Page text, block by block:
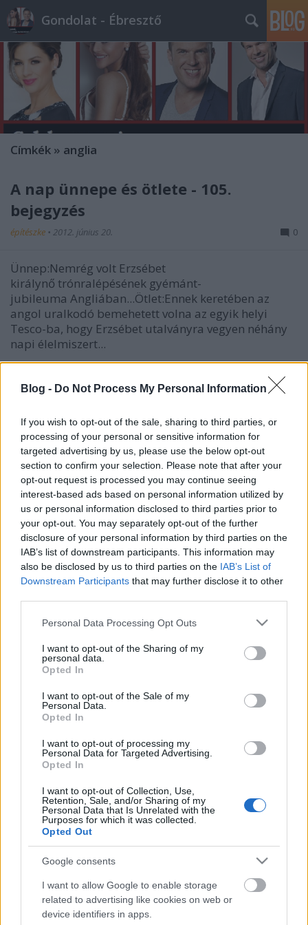
Blog - Do Not Process My Personal Information
If you wish to opt-out of the sale, sharing to third parties, or
processing of your personal or sensitive information for
targeted advertising by us, please use the below opt-out
section to confirm your selection. Please note that after your
opt-out request is processed you may continue seeing
interest-based ads based on personal information utilized by
us or personal information disclosed to third parties prior to
your opt-out. You may separately opt-out of the further
disclosure of your personal information by third parties on the
IAB’s list of downstream participants. This information may
also be disclosed by us to third parties on the IAB’s List of
Downstream Participants that may further disclose it to other
Please note that this website/app uses one or more Google
not limited to your visit or usage behaviour. You may click to
grant or deny consent to Google and its third-party tags to
use your data for below specified purposes in below Google
consent section.
Personal Data Processing Opt Outs
I want to opt-out of the Sharing of my
personal data.
Opted In
I want to opt-out of the Sale of my
Personal Data.
Opted In
I want to opt-out of processing my
Personal Data for Targeted Advertising.
Opted In
I want to opt-out of Collection, Use,
Retention, Sale, and/or Sharing of my
Personal Data that Is Unrelated with the
Purposes for which it was collected.
Opted Out
Google consents
I want to allow Google to enable storage
related to advertising like cookies on web or
device identifiers in apps.
Gondolat - Ébresztő
Címkék » anglia
A nap ünnepe és ötlete - 105.
bejegyzés
építészke • 2012. június 20. 0
Ünnep:Nemrég volt Erzsébet
királynő trónralépésének gyémánt-
jubileuma Angliában...Ötlet:Ennek keretében az
angol uralkodó bemehetett volna az egyik helyi
Tesco-ba, hogy Erzsébet utalványra vegyen néhány
napi élelmiszert...
MEGDÖBBENTŐ!!! - Ma jelent meg
építészke •2011. július 10.
Volt Angliában egy nagy múltra visszatekintő
bulvár-újság, melynek ma jelent meg a
szigetországban az utolsó száma... Több, mint 150
év után zár be a 'News of the World' szerkesztősége...
Egy címlap-montázzsal ("Thank you &
Goodbye) jelent meg 5 milliós…
Mártha Imre tovább kavar...
Először is, szögezzük le, hogy Mártha Imre nem
összekeverendő Márta Istvánnal!!! Egyrészt, mert
utóbbi "h" nélkül írja a nevét, másrészt, mert ő
Kapolcs díszpolgára... Imre viszont a szőke celebek
nagy rajongója...Nos, miután tisztáztuk a nevekben
rejlő…
DÖNTŐ!!! - A magyar játékvezető
remekül fújt a Bajnokok Ligájának
fináléjában...
építészke•2011. május 29.
Nem véletlen a címválasztás, ugyanis arra esélyt
sem látok, hogy magyar csapatért
szurkolhassunk egy ilyen rangos eseményen... Az
1986-os Mezey György-féle "ételmérgezés" óta
permanens álomkórban szenved a magyar foci, de -